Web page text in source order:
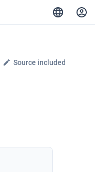
Source included